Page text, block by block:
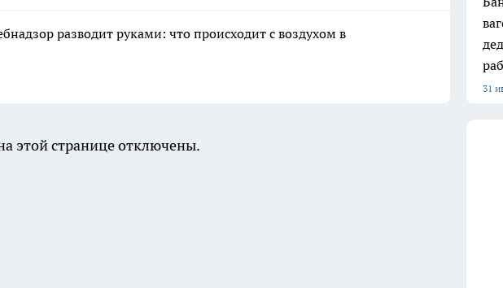
разводит руками: что происходит с воздухом в
этой странице отключены.